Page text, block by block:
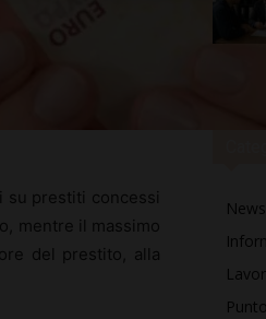
su prestiti concessi
mentre il massimo
del prestito, alla
News